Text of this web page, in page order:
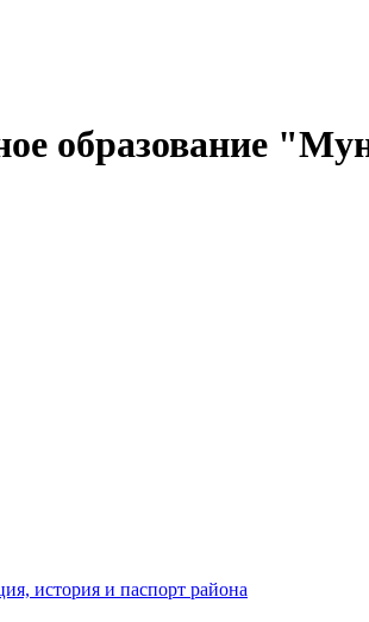
образование
история и паспорт района